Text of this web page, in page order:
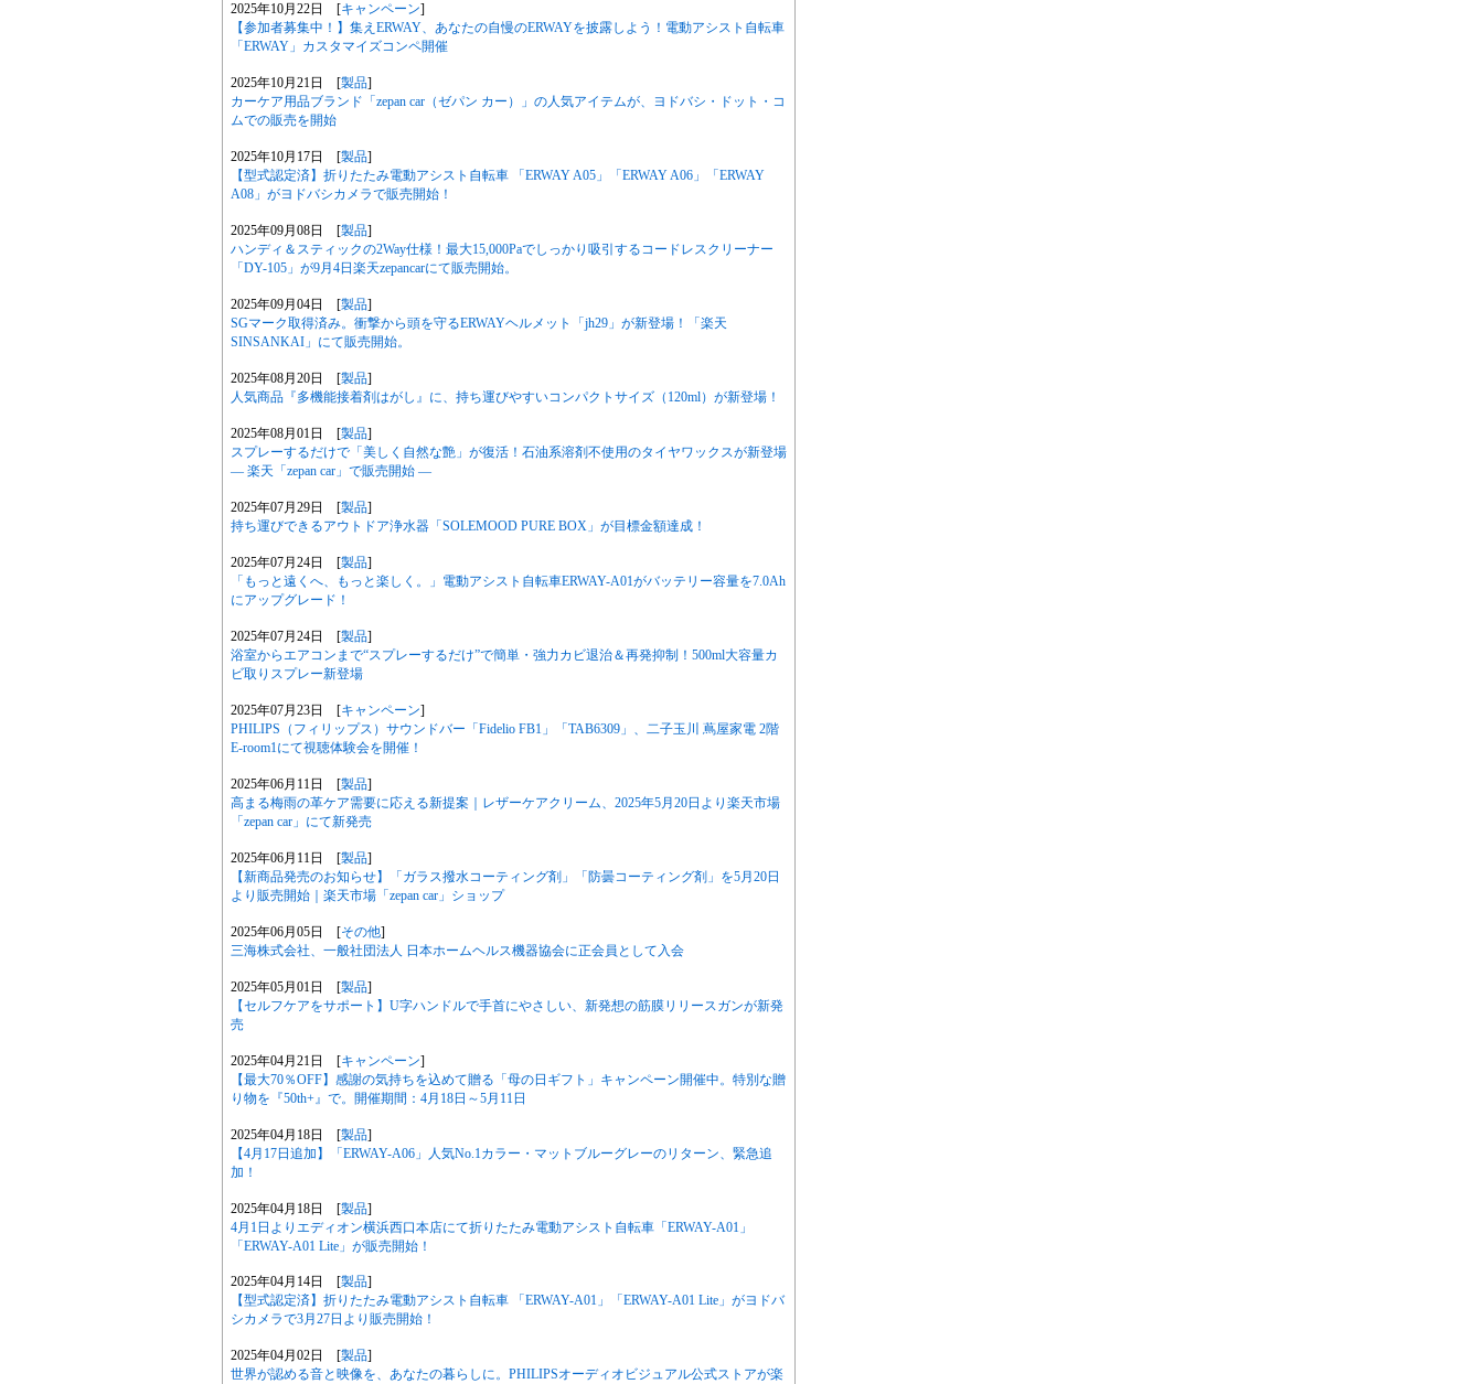
2025年10月22日 [キャンペーン]
【参加者募集中！】集えERWAY、あなたの自慢のERWAYを披露しよう！電動アシスト自転車
「ERWAY」カスタマイズコンペ開催
2025年10月21日 [製品]
カーケア用品ブランド「zepan car（ゼパン カー）」の人気アイテムが、ヨドバシ・ドット・コ
ムでの販売を開始
2025年10月17日 [製品]
【型式認定済】折りたたみ電動アシスト自転車 「ERWAY A05」「ERWAY A06」「ERWAY
A08」がヨドバシカメラで販売開始！
2025年09月08日 [製品]
ハンディ＆スティックの2Way仕様！最大15,000Paでしっかり吸引するコードレスクリーナー
「DY-105」が9月4日楽天zepancarにて販売開始。
2025年09月04日 [製品]
SGマーク取得済み。衝撃から頭を守るERWAYヘルメット「jh29」が新登場！「楽天
SINSANKAI」にて販売開始。
2025年08月20日 [製品]
人気商品『多機能接着剤はがし』に、持ち運びやすいコンパクトサイズ（120ml）が新登場！
2025年08月01日 [製品]
スプレーするだけで「美しく自然な艶」が復活！石油系溶剤不使用のタイヤワックスが新登場
― 楽天「zepan car」で販売開始 ―
2025年07月29日 [製品]
持ち運びできるアウトドア浄水器「SOLEMOOD PURE BOX」が目標金額達成！
2025年07月24日 [製品]
「もっと遠くへ、もっと楽しく。」電動アシスト自転車ERWAY-A01がバッテリー容量を7.0Ah
にアップグレード！
2025年07月24日 [製品]
浴室からエアコンまで“スプレーするだけ”で簡単・強力カビ退治＆再発抑制！500ml大容量カ
ビ取りスプレー新登場
2025年07月23日 [キャンペーン]
PHILIPS（フィリップス）サウンドバー「Fidelio FB1」「TAB6309」、二子玉川 蔦屋家電 2階
E-room1にて視聴体験会を開催！
2025年06月11日 [製品]
高まる梅雨の革ケア需要に応える新提案｜レザーケアクリーム、2025年5月20日より楽天市場
「zepan car」にて新発売
2025年06月11日 [製品]
【新商品発売のお知らせ】「ガラス撥水コーティング剤」「防曇コーティング剤」を5月20日
より販売開始｜楽天市場「zepan car」ショップ
2025年06月05日 [その他]
三海株式会社、一般社団法人 日本ホームヘルス機器協会に正会員として入会
2025年05月01日 [製品]
【セルフケアをサポート】U字ハンドルで手首にやさしい、新発想の筋膜リリースガンが新発
売
2025年04月21日 [キャンペーン]
【最大70％OFF】感謝の気持ちを込めて贈る「母の日ギフト」キャンペーン開催中。特別な贈
り物を『50th+』で。開催期間：4月18日～5月11日
2025年04月18日 [製品]
【4月17日追加】「ERWAY-A06」人気No.1カラー・マットブルーグレーのリターン、緊急追
加！
2025年04月18日 [製品]
4月1日よりエディオン横浜西口本店にて折りたたみ電動アシスト自転車「ERWAY-A01」
「ERWAY-A01 Lite」が販売開始！
2025年04月14日 [製品]
【型式認定済】折りたたみ電動アシスト自転車 「ERWAY-A01」「ERWAY-A01 Lite」がヨドバ
シカメラで3月27日より販売開始！
2025年04月02日 [製品]
世界が認める音と映像を、あなたの暮らしに。PHILIPSオーディオビジュアル公式ストアが楽